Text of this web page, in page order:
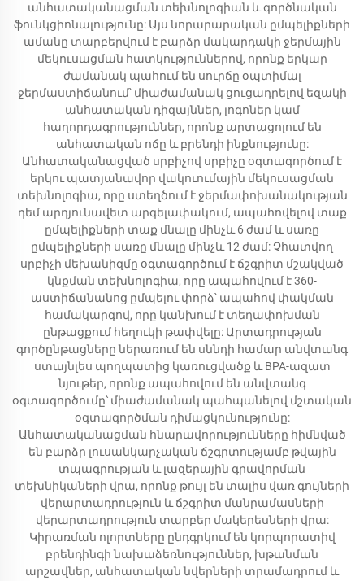
անհատականացման տեխնոլոգիան և գործնական
ֆունկցիոնալությունը: Այս նորարարական ըմպելիքների
ամանը տարբերվում է բարձր մակարդակի ջերմային
մեկուսացման հատկություններով, որոնք երկար
ժամանակ պահում են սուրճը օպտիմալ
ջերմաստիճանում՝ միաժամանակ ցուցադրելով եզակի
անհատական դիզայններ, լոգոներ կամ
հաղորդագրություններ, որոնք արտացոլում են
անհատական ոճը և բրենդի ինքնությունը:
Անհատականացված սրբիչով սրբիչը օգտագործում է
երկու պատյանավոր վակուումային մեկուսացման
տեխնոլոգիա, որը ստեղծում է ջերմափոխանակության
դեմ արդյունավետ արգելափակում, ապահովելով տաք
ըմպելիքների տաք մնալը մինչև 6 ժամ և սառը
ըմպելիքների սառը մնալը մինչև 12 ժամ: Չհատվող
սրբիչի մեխանիզմը օգտագործում է ճշգրիտ մշակված
կնքման տեխնոլոգիա, որը ապահովում է 360-
աստիճանանոց ըմպելու փորձ՝ ապահով փակման
համակարգով, որը կանխում է տեղափոխման
ընթացքում հեղուկի թափվելը: Արտադրության
գործընթացները ներառում են սննդի համար անվտանգ
ստայնլես պողպատից կառուցվածք և BPA-ազատ
նյութեր, որոնք ապահովում են անվտանգ
օգտագործումը՝ միաժամանակ պահպանելով մշտական
օգտագործման դիմացկունությունը:
Անհատականացման հնարավորությունները հիմնված
են բարձր լուսանկարչական ճշգրտությամբ թվային
տպագրության և լազերային գրավորման
տեխնիկաների վրա, որոնք թույլ են տալիս վառ գույների
վերարտադրություն և ճշգրիտ մանրամասների
վերարտադրություն տարբեր մակերեսների վրա:
Կիրառման ոլորտները ընդգրկում են կորպորատիվ
բրենդինգի նախաձեռնություններ, խթանման
արշավներ, անհատական նվերների տրամադրում և